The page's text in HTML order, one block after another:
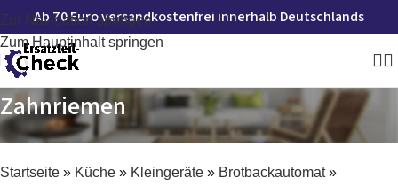
Zur Navigation springen
Zum Hauptinhalt springen
Ab 70 Euro versandkostenfrei innerhalb Deutschlands
Zahnriemen
Startseite » Küche » Kleingeräte » Brotbackautomat»